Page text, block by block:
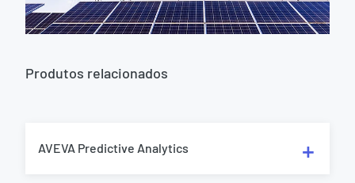
Produtos relacionados
AVEVA Predictive Analytics